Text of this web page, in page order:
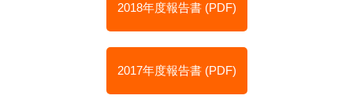
2018年度報告書 (PDF)
2017年度報告書 (PDF)